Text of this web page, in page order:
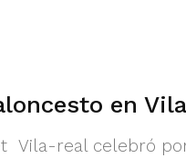
en
Vila-real celebró